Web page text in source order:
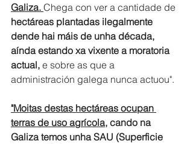
Galiza. Chega con ver a cantidade de
hectáreas plantadas ilegalmente
dende hai máis de unha década,
aínda estando xa vixente a moratoria
actual, e sobre as que a
administración galega nunca actuou".
"Moitas destas hectáreas ocupan
terras de uso agrícola, cando na
Galiza temos unha SAU (Superficie